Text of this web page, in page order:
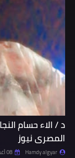
د / الاء حسام
المصرى نيوز
Hamdy algyar 08 أغسطس 2026